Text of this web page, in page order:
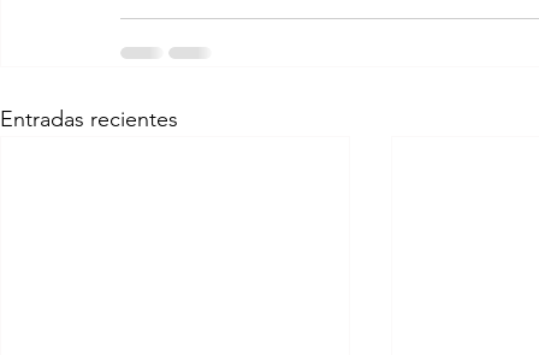
Entradas recientes